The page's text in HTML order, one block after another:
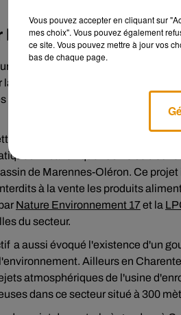
dangers de ce
centrale, intituléSablonceaux-
biodiversiré et le tourisme local et
se situent à proximité et qu'un
centrale impacterait l'eau du
À savoir que l'usine se
de Marennes-Oléron. Ce
à la vente les produits
Nature Environnement 17et la
du secteur.
a aussi évoqué l'existence d'un
Ailleurs en
atmosphériques de l'usine
dans ce secteur situé à 300
Vous pouvez accepter en cliquant sur
mes choix". Vous pouvez également
ce site. Vous pouvez mettre à jour vos
bas de chaque page.